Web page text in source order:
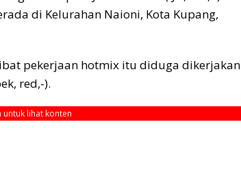
di Kelurahan Naioni, Kota Kupang,
pekerjaan hotmix itu diduga dikerjakan
red,-).
untuk lihat konten